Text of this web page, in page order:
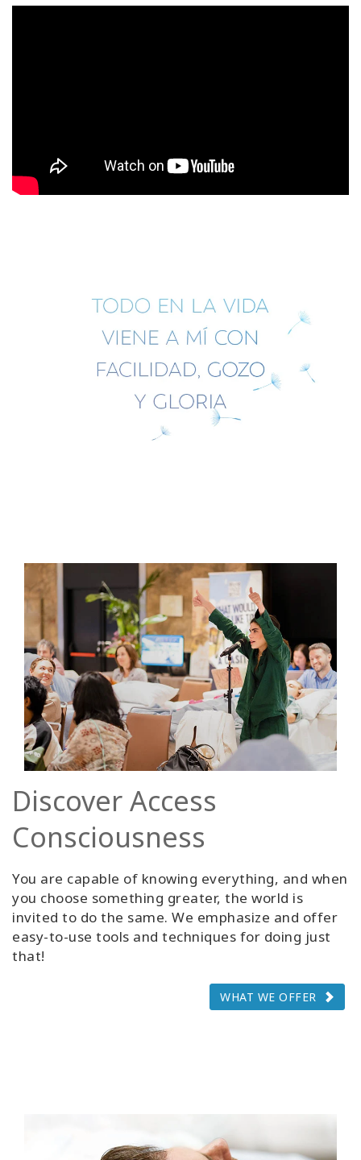
Discover Access
Consciousness
You are capable of knowing everything, and when
you choose something greater, the world is
invited to do the same. We emphasize and offer
easy-to-use tools and techniques for doing just
that!
WHAT WE OFFER